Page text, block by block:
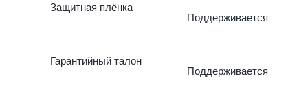
Защитная плёнка
Поддерживается
Гарантийный талон
Поддерживается